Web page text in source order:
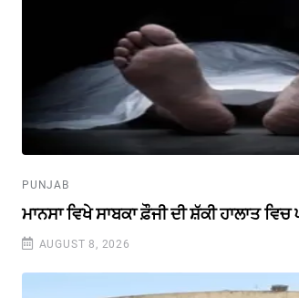
PUNJAB
ਮਾਨਸਾ ਵਿਖੇ ਸਾਬਕਾ ਫ਼ੌਜੀ ਦੀ ਸ਼ੱਕੀ ਹਾਲਾਤ
AUGUST 8, 2026